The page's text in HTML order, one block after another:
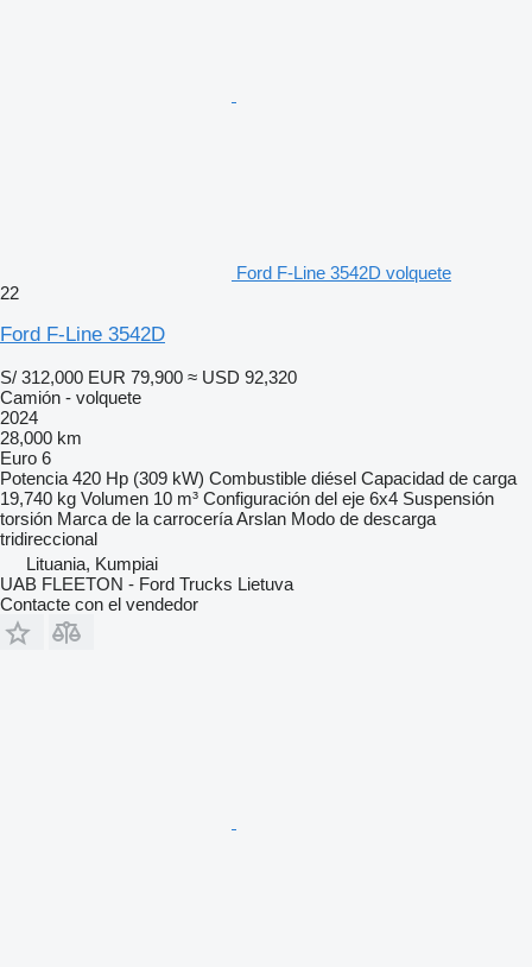
Ford F-Line 3542D volquete
22
Ford F-Line 3542D
S/ 312,000 EUR 79,900 ≈ USD 92,320
Camión - volquete
2024
28,000 km
Euro 6
Potencia 420 Hp (309 kW) Combustible diésel Capacidad de carga
19,740 kg Volumen 10 m³ Configuración del eje 6x4 Suspensión
torsión Marca de la carroceríaArslan Modo de descarga
tridireccional
Lituania, Kumpiai
UAB FLEETON - Ford Trucks Lietuva
Contacte con el vendedor